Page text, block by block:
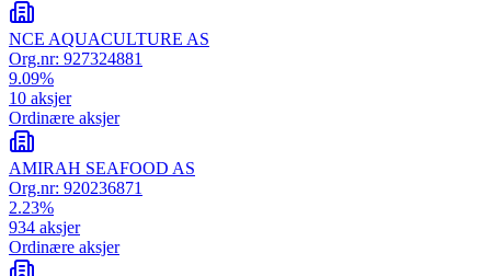
NCE AQUACULTURE AS
Org.nr: 927324881
9.09%
10 aksjer
Ordinære aksjer
AMIRAH SEAFOOD AS
Org.nr: 920236871
2.23%
934 aksjer
Ordinære aksjer